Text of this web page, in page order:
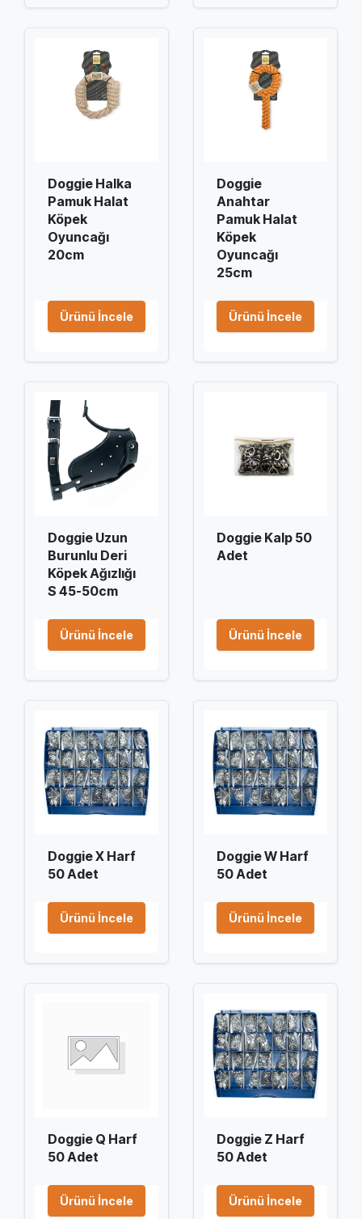
Doggie Halka
Pamuk Halat
Köpek
Oyuncağı
20cm
Ürünü İncele
Doggie
Anahtar
Pamuk Halat
Köpek
Oyuncağı
25cm
Ürünü İncele
Doggie Uzun
Burunlu Deri
Köpek Ağızlığı
S 45-50cm
Ürünü İncele
Doggie Kalp 50
Adet
Ürünü İncele
Doggie X Harf
50 Adet
Ürünü İncele
Doggie W Harf
50 Adet
Ürünü İncele
Doggie Q Harf
50 Adet
Ürünü İncele
Doggie Z Harf
50 Adet
Ürünü İncele